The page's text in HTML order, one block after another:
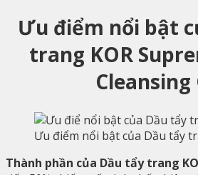
Ưu điểm nổi bật
trang KOR
Cleansing
Ưu điểm nổi bật của Dầu tẩy
Thành phần của Dầu tẩy trang